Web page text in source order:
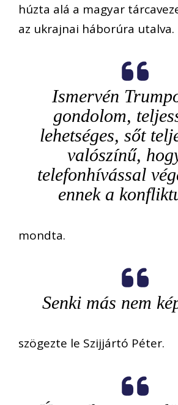
húzta alá a magyar
az ukrajnai háborúra utalva.
Ismervén
gondolom,
lehetséges, sőt
valószínű,
telefonhívással
ennek a
mondta.
Senki más nem
szögezte le Szijjártó Péter.